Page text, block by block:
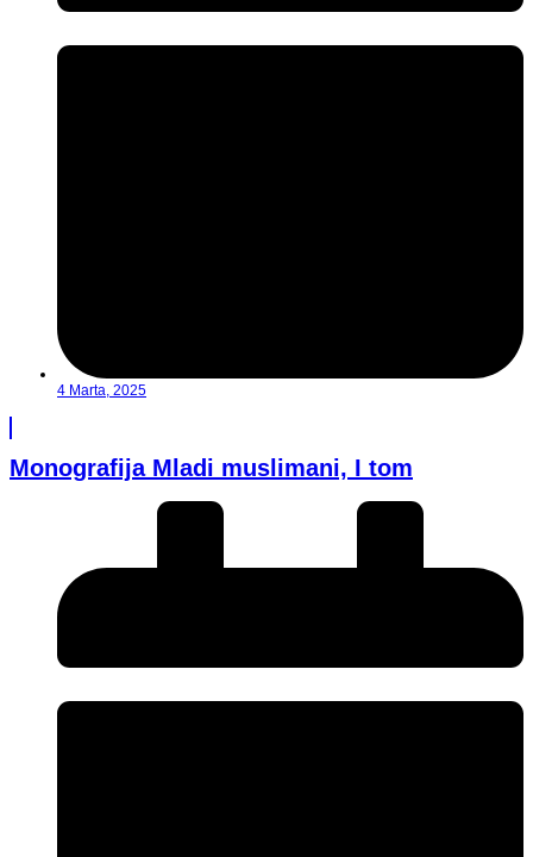
4 Marta, 2025
Monografija Mladi muslimani, I tom